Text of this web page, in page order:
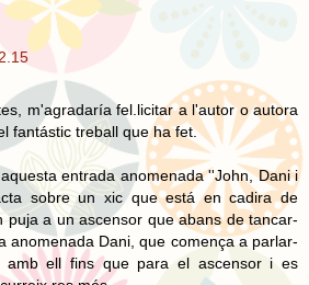
m'agradaría fel.licitar a l'autor o autora
fantástic treball que ha fet.
entrada anomenada ''John, Dani i
sobre un xic que está en cadira de
puja a un ascensor que abans de tancar-
anomenada Dani, que comença a parlar-
amb ell fins que para el ascensor i es